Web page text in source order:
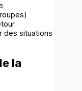
des situations
la